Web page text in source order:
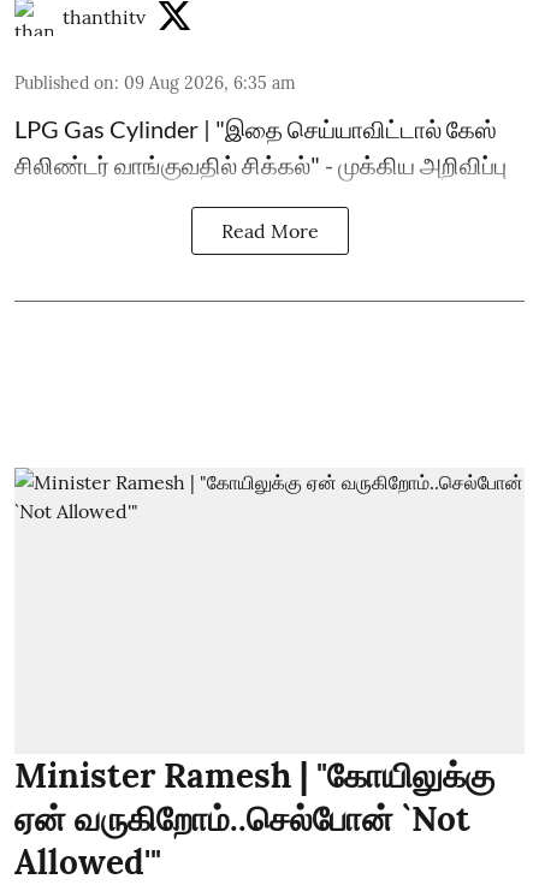
thanthitv
Published on: 09 Aug 2026, 6:35 am
LPG Gas Cylinder | "இதை செய்யாவிட்டால் கேஸ்
சிலிண்டர் வாங்குவதில் சிக்கல்" - முக்கிய அறிவிப்பு
Read More
Minister Ramesh | "கோயிலுக்கு
ஏன் வருகிறோம்..செல்போன் `Not
Allowed'"